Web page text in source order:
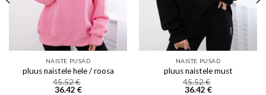
NAISTE PUSAD
pluus naistele hele / roosa
45.52€
36.42 €
NAISTE PUSAD
pluus naistele must
45.52€
36.42 €